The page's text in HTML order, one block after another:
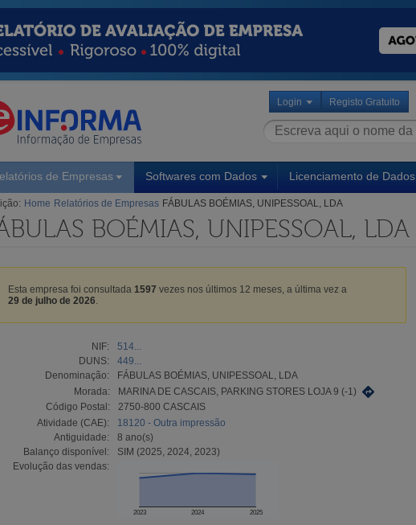
Login Registo Gratuito
de Empresas Softwares com Dados Licenciamento de Dados
Home Relatórios de Empresas FÁBULAS BOÉMIAS, UNIPESSOAL, LDA
BOÉMIAS, UNIPESSOAL, LDA
Esta empresa foi consultada 1597 vezes nos últimos 12 meses, a última vez a
29 de julho de 2026
NIF:
514...
DUNS:
449...
Denominação:
FÁBULAS BOÉMIAS, UNIPESSOAL, LDA
Morada:
MARINA DE CASCAIS, PARKING STORES LOJA 9 (-1)
Código Postal:
2750-800 CASCAIS
Atividade (CAE):
18120 - Outra impressão
Antiguidade:
8 ano(s)
Balanço disponível:
SIM (2025, 2024, 2023)
Evolução das vendas:
2023 2024 2025